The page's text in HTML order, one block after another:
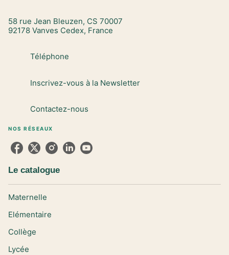
58 rue Jean Bleuzen, CS 70007
92178 Vanves Cedex, France
Téléphone
Inscrivez-vous à la Newsletter
Contactez-nous
NOS RÉSEAUX
Le catalogue
Maternelle
Elémentaire
Collège
Lycée